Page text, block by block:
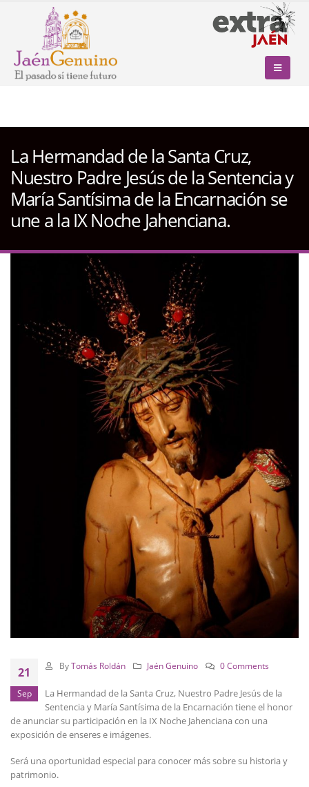
La Hermandad de la Santa Cruz,
Nuestro Padre Jesús de la Sentencia y
María Santísima de la Encarnación se
une a la IX Noche Jahenciana.
21
Sep
By Tomás Roldán Jaén Genuino 0 Comments
La Hermandad de la Santa Cruz, Nuestro Padre Jesús de la
Sentencia y María Santísima de la Encarnación tiene el honor
de anunciar su participación en la IX Noche Jahenciana con una
exposición de enseres e imágenes.
Será una oportunidad especial para conocer más sobre su historia y
patrimonio.